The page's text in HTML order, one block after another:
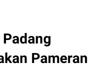
Pameran